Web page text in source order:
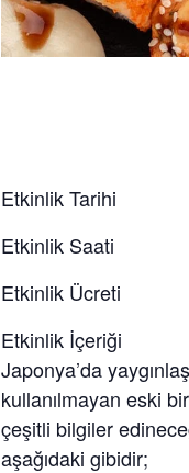
Etkinlik Tarihi
Etkinlik
Etkinlik Ücreti
Etkinlik İçeriği :
Japonya’da
kullanılmayan eski
çeşitli bilgiler
aşağıdaki gibidir;